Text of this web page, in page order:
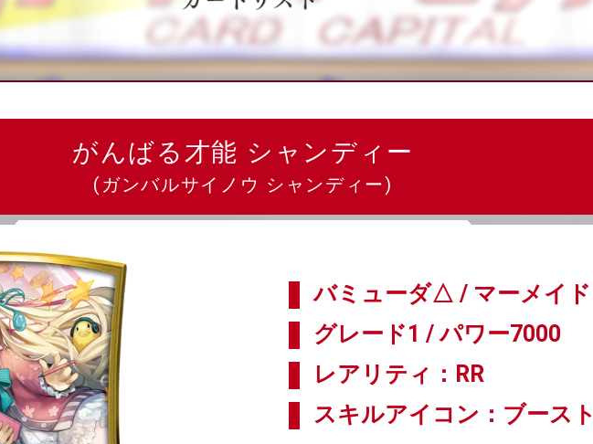
がんばる才能 シャンディー
(ガンバルサイノウ シャンディー)
バミューダ△ / マーメイド
グレード1 / パワー7000
レアリティ：RR
スキルアイコン：ブースト